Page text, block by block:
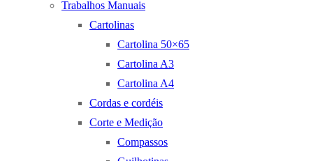
Trabalhos Manuais
Cartolinas
Cartolina 50×65
Cartolina A3
Cartolina A4
Cordas e cordéis
Corte e Medição
Compassos